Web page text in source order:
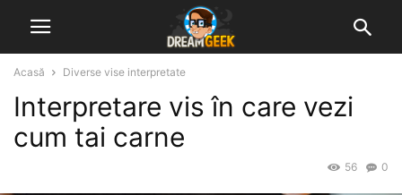
Acasă Diverse vise interpretate
Interpretare vis în care vezi
cum tai carne
0
56